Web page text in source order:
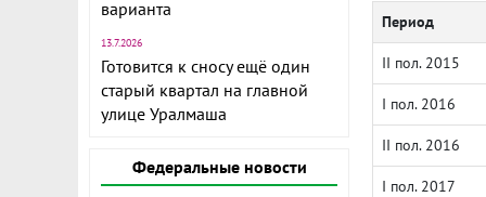
варианта
13.7.2026
Готовится к сносу ещё один
старый квартал на главной
улице Уралмаша
Федеральные новости
Период
II пол. 2015
I пол. 2016
II пол. 2016
I пол. 2017